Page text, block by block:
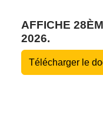
AFFICHE
2026.
Télécharger le